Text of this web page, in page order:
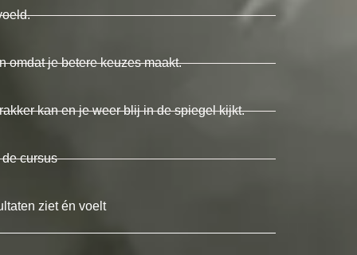
omdat je betere keuzes maakt.
kan en je weer blij in de spiegel kijkt.
cursus
ziet én voelt